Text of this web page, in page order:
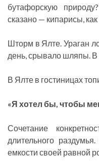
бутафорскую
сказано — кипарисы,
Шторм в Ялте. Ураган
день, срывало шляпы. В
В Ялте в гостиницах
«Я хотел бы, чтобы
Сочетание
длительного
емкости своей равной